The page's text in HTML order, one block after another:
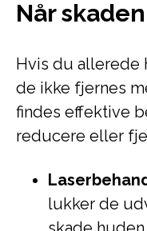
Når
Hvis du allerede
de ikke fjernes
findes effektive
reducere eller
lukker de